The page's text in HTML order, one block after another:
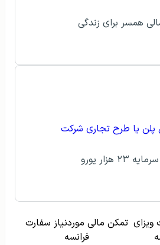
همسر برای زندگی
پلن یا طرح تجاری شرکت
یورو
ویزای تمکن مالی موردنیاز سفارت
فرانسه